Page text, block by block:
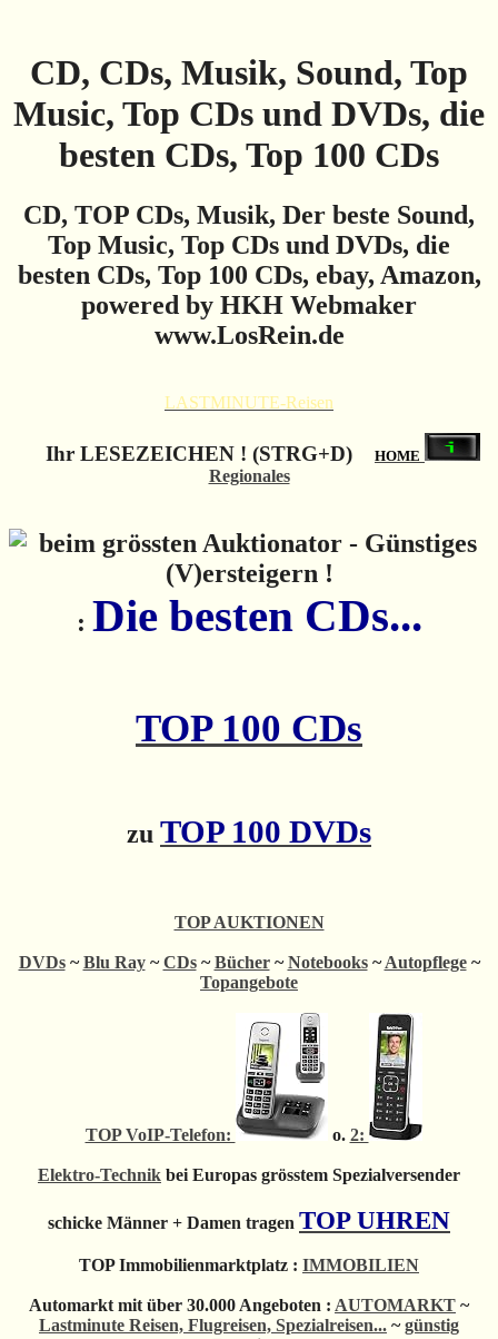
CD, CDs, Musik, Sound, Top
Music, Top CDs und DVDs, die
besten CDs, Top 100 CDs
CD, TOP CDs, Musik, Der beste Sound,
Top Music, Top CDs und DVDs, die
besten CDs, Top 100 CDs, ebay, Amazon,
powered by HKH Webmaker
www.LosRein.de
LASTMINUTE-Reisen
Ihr LESEZEICHEN ! (STRG+D) HOME
Regionales
: Die besten CDs...
TOP 100 CDs
zu TOP 100 DVDs
TOP AUKTIONEN
DVDs~Blu Ray~CDs~Bücher~Notebooks~Autopflege~
Topangebote
TOP VoIP-Telefon: o. 2:
Elektro-Technik bei Europas grösstem Spezialversender
schicke Männer + Damen tragen TOP UHREN
TOP Immobilienmarktplatz : IMMOBILIEN
Automarkt mit über 30.000 Angeboten : AUTOMARKT ~
Lastminute Reisen, Flugreisen, Spezialreisen... ~günstig